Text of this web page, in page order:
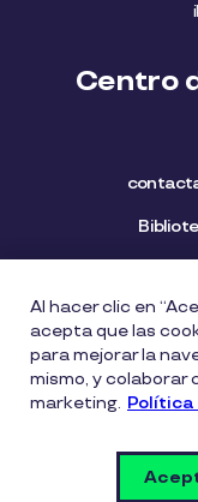
Centro
Mapa del Sitio
Licencia de
Al hacer clic en
acepta que las
para mejorar la
mismo, y
marketing. Política